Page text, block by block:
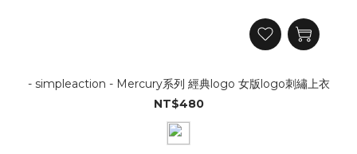
- simpleaction - Mercury系列 經典logo 女版logo刺繡上衣
NT$480